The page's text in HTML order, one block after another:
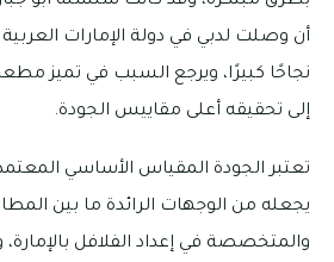
أن وصلت لدبي في دولة الإمارات
نجاحًا كبيرًا، ويرجع السبب في تميز مطعم
إلى تحقيقه أعلى مقاييس الجودة.
تعتبر الجودة المقياس الأساسي
يجعله من الوجهات الرائدة ما بين
والمتخصصة في إعداد الفلافل